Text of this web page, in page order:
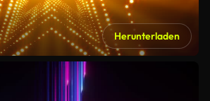
Herunterladen